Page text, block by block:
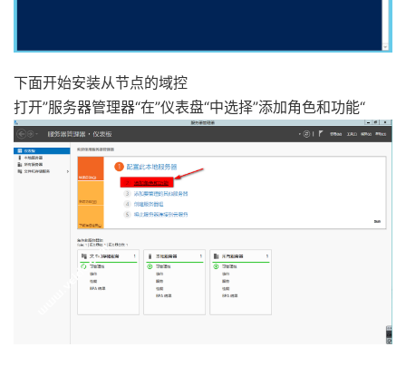
下面开始安装从节点的域控
打开”服务器管理器“在”仪表盘“中选择”添加角色和功能“